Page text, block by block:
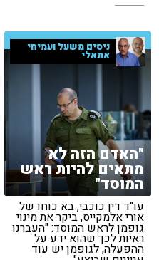
ניסים משעל ועמיחי
אתאלי
"האדם הזה לא
מתאים להיות ראש
המוסד"
עו"ד דין כוכבי, בא כוחו של
אורי אלמקייס, ביקר את מינוי
גופמן לראש המוסד: "העברנו
ראיות לכך שהוא ידע על
ההפעלה, לגופמן יש עוד